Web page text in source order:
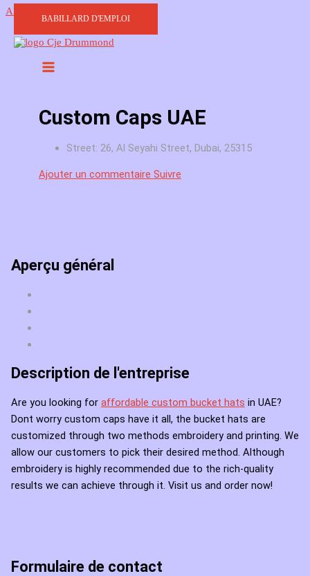
Aller au contenu
BABILLARD D'EMPLOI
Custom Caps UAE
Street: 26, Al Seyahi Street, Dubai, 25315
Ajouter un commentaire Suivre
Aperçu général
Description de l'entreprise
Are you looking for affordable custom bucket hats in UAE?
Dont worry custom caps have it all, the bucket hats are
customized through two methods embroidery and printing. We
allow our customers to pick their desired method. Although
embroidery is highly recommended due to the rich-quality
results we can achieve through it. Visit us and order now!
Formulaire de contact